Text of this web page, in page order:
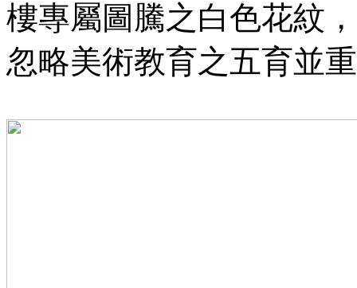
樓專屬圖騰之白色花紋
忽略美術教育之五育並